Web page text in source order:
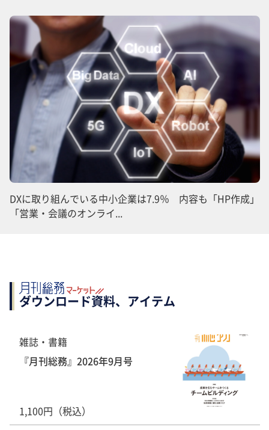
DXに取り組んでいる中小企業は7.9％ 内容も「HP作成」
「営業・会議のオンライ...
ダウンロード資料、アイテム
雑誌・書籍
『月刊総務』2026年9月号
1,100円（税込）